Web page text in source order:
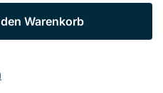
Warenkorb